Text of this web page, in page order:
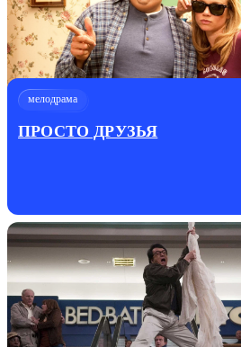
мелодрама
ПРОСТО ДРУЗЬЯ